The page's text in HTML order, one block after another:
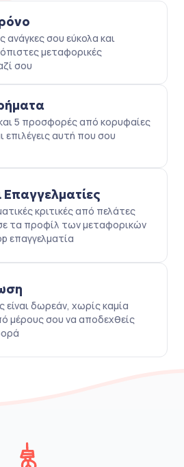
ανάγκες σου εύκολα και
μεταφορικές
σου
5 προσφορές από κορυφαίες
επιλέγεις αυτή που σου
Επαγγελματίες
κριτικές από πελάτες
τα προφίλ των μεταφορικών
επαγγελματία
είναι δωρεάν, χωρίς καμία
μέρους σου να αποδεχθείς